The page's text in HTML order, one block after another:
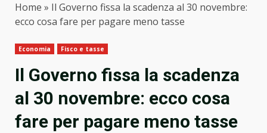
Home » Il Governo fissa la scadenza al 30 novembre:
ecco cosa fare per pagare meno tasse
Economia Fisco e tasse
Il Governo fissa la scadenza
al 30 novembre: ecco cosa
fare per pagare meno tasse